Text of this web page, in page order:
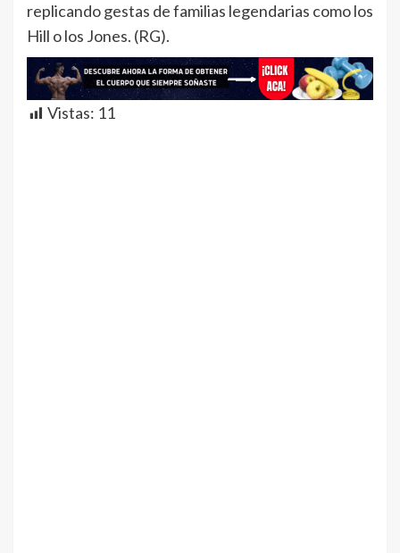
replicando gestas de familias legendarias como los
Hill o los Jones. (RG).
Vistas: 11